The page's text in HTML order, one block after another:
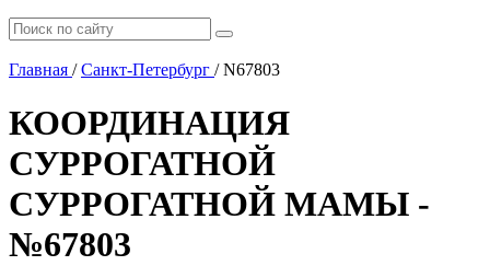
Главная / Санкт-Петербург /N67803
КООРДИНАЦИЯ
СУРРОГАТНОЙ
СУРРОГАТНОЙ МАМЫ -
№67803